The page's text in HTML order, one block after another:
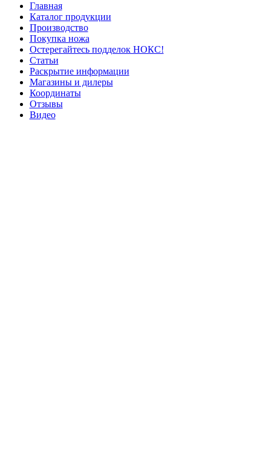
Главная
Каталог продукции
Производство
Покупка ножа
Остерегайтесь подделок НОКС!
Статьи
Раскрытие информации
Магазины и дилеры
Координаты
Отзывы
Видео